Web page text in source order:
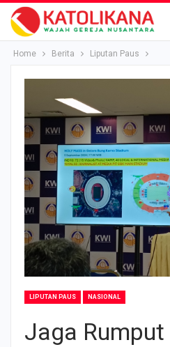
Home Berita Liputan Paus
LIPUTAN PAUS NASIONAL
Jaga Rumput